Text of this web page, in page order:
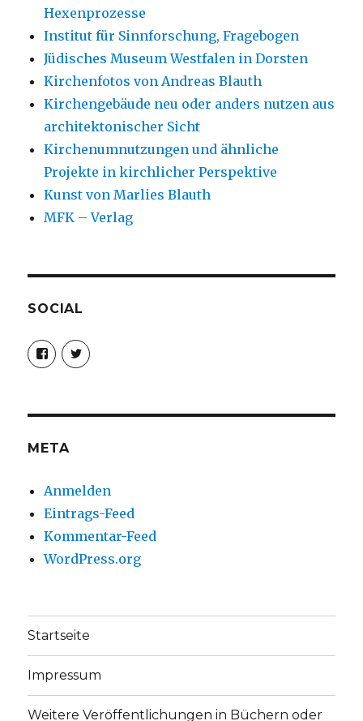
Hexenprozesse
Institut für Sinnforschung, Fragebogen
Jüdisches Museum Westfalen in Dorsten
Kirchenfotos von Andreas Blauth
Kirchengebäude neu oder anders nutzen aus
architektonischer Sicht
Kirchenumnutzungen und ähnliche
Projekte in kirchlicher Perspektive
Kunst von Marlies Blauth
MFK – Verlag
SOCIAL
Profil
von
christoph.fleischer1
anzeigen
Profil
von
anzeigen
META
Anmelden
Eintrags-Feed
Kommentar-Feed
WordPress.org
Startseite
Impressum
Weitere Veröffentlichungen in Büchern oder